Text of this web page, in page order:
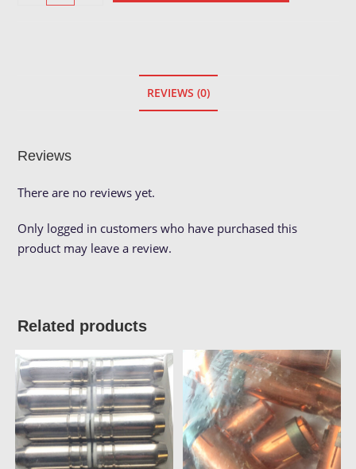
REVIEWS (0)
Reviews
There are no reviews yet.
Only logged in customers who have purchased this
product may leave a review.
Related products